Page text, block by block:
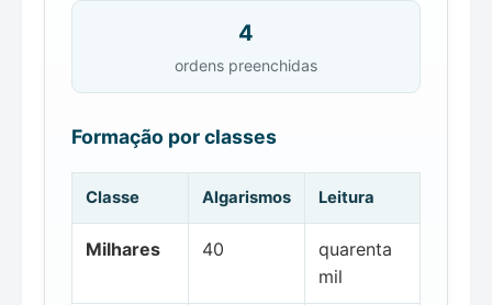
4
ordens preenchidas
Formação por classes
Classe Algarismos Leitura
Milhares 40
quarenta
mil